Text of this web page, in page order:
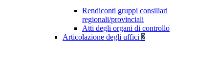
Rendiconti gruppi consiliari
regionali/provinciali
Atti degli organi di controllo
Articolazione degli uffici 2